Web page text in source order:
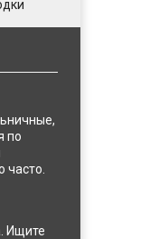
по
часто.
Ищите